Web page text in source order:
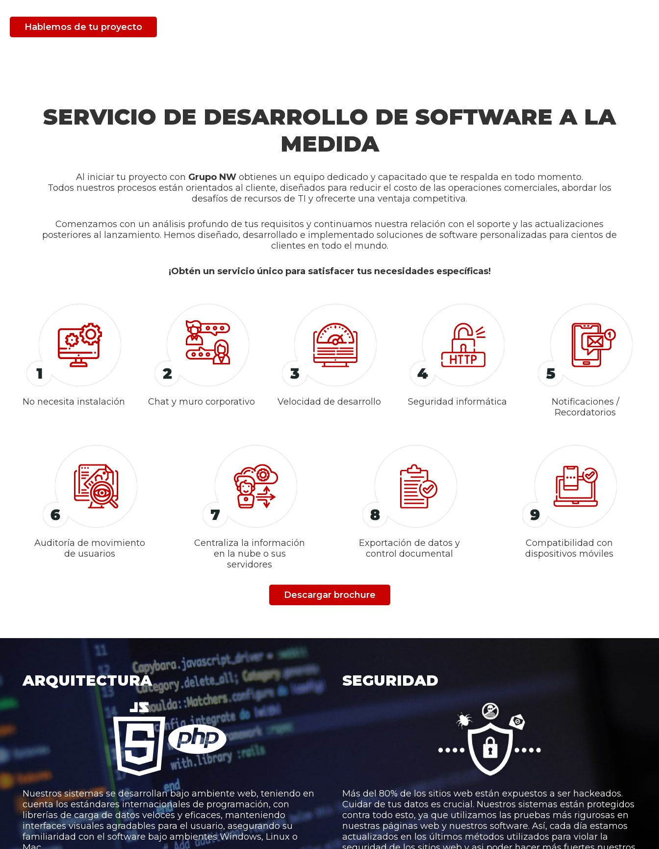
Hablemos de tu proyecto
SERVICIO DE DESARROLLO DE SOFTWARE A LA
MEDIDA
Al iniciar tu proyecto con Grupo NW obtienes un equipo dedicado y capacitado que te respalda en todo momento.
Todos nuestros procesos están orientados al cliente, diseñados para reducir el costo de las operaciones comerciales, abordar los
desafíos de recursos de TI y ofrecerte una ventaja competitiva.
Comenzamos con un análisis profundo de tus requisitos y continuamos nuestra relación con el soporte y las actualizaciones
posteriores al lanzamiento. Hemos diseñado, desarrollado e implementado soluciones de software personalizadas para cientos de
clientes en todo el mundo.
¡Obtén un servicio único para satisfacer tus necesidades específicas!
No necesita instalación Chat y muro corporativo Velocidad de desarrollo Seguridad informática
Notificaciones /
Recordatorios
Auditoría de movimiento
de usuarios
Centraliza la información
en la nube o sus
servidores
Exportación de datos y
control documental
Compatibilidad con
dispositivos móviles
Descargar brochure
ARQUITECTURA
Nuestros sistemas se desarrollan bajo ambiente web, teniendo en
cuenta los estándares internacionales de programación, con
librerías de carga de datos veloces y eficaces, manteniendo
interfaces visuales agradables para el usuario, asegurando su
familiaridad con el software bajo ambientes Windows, Linux o
SEGURIDAD
Más del 80% de los sitios web están expuestos a ser hackeados.
Cuidar de tus datos es crucial. Nuestros sistemas están protegidos
contra todo esto, ya que utilizamos las pruebas más rigurosas en
nuestras páginas web y nuestros software. Así, cada día estamos
actualizados en los últimos métodos utilizados para violar la